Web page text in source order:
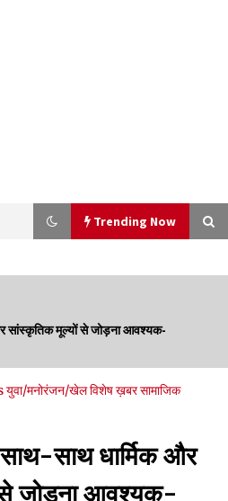
Trending Now
कर्मचारियों को बैक डेट से नहीं मिलेगा नियमितीकरण,
जारी किया स्पष्टीकरण
परियोजना को मिली बड़ी गति, 378.48 करोड़ की लागत
सांस्कृतिक मूल्यों से जोड़ना आवश्यक-
युवा/मनोरंजन/खेलविशेष ख़बरसामाजिक
साथ-साथ धार्मिक और
जोड़ना आवश्यक-